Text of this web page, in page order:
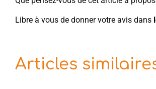
Libre à vous de donner votre avis dans
Articles